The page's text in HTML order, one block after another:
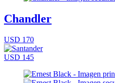
Chandler
USD 170
USD 145